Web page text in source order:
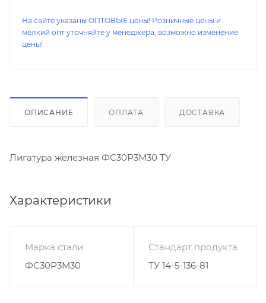
На сайте указаны ОПТОВЫЕ цены! Розничные цены и
мелкий опт уточняйте у менеджера, возможно изменение
цены!
ОПИСАНИЕ ОПЛАТА ДОСТАВКА
Лигатура железная ФС30Р3М30 ТУ
Характеристики
Марка стали
ФС30Р3М30
Стандарт продукта
ТУ 14-5-136-81